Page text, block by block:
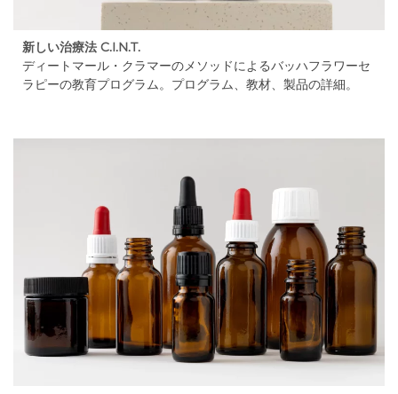
新しい治療法 C.I.N.T.
ディートマール・クラマーのメソッドによるバッハフラワーセ
ラピーの教育プログラム。プログラム、教材、製品の詳細。